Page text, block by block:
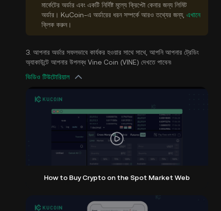
মার্কেটের অর্ডার এবং একটি নির্দিষ্ট মূল্যে ক্রিপ্টো কেনার জন্য লিমিট
অর্ডার। KuCoin-এ অর্ডারের ধরন সম্পর্কে আরও তথ্যের জন্য, এখানে
ক্লিক করুন।
3. আপনার অর্ডার সফলভাবে কার্যকর হওয়ার সাথে সাথে, আপনি আপনার ট্রেডিং
অ্যাকাউন্টে আপনার উপলব্ধ Vine Coin (VINE) দেখতে পাবেন৷
ভিডিও টিউটোরিয়াল
How to Buy Crypto on the Spot Market Web